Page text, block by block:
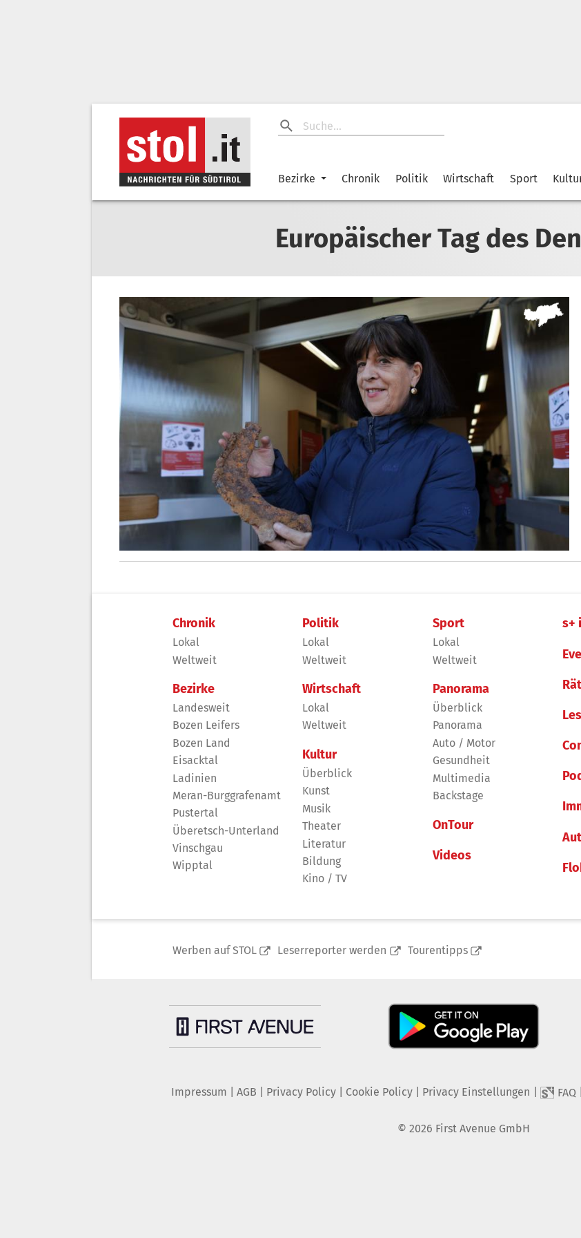
Bezirke Chronik Politik Wirtschaft Sport
Europäischer Tag des
Chronik
Lokal
Weltweit
Bezirke
Landesweit
Bozen Leifers
Bozen Land
Eisacktal
Ladinien
Meran-Burggrafenamt
Pustertal
Überetsch-Unterland
Vinschgau
Wipptal
Politik
Lokal
Weltweit
Wirtschaft
Lokal
Weltweit
Kultur
Überblick
Kunst
Musik
Theater
Literatur
Bildung
Kino / TV
Sport
Lokal
Weltweit
Panorama
Überblick
Panorama
Auto / Motor
Gesundheit
Multimedia
Backstage
OnTour
Videos
s+
Werben auf STOL Leserreporter werden Tourentipps
Impressum AGB Privacy Policy| Cookie Policy| Privacy Einstellungen FAQ
© 2026 First Avenue GmbH